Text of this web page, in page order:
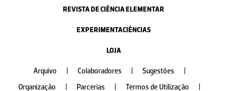
REVISTA DE CIÊNCIA ELEMENTAR
EXPERIMENTACIÊNCIAS
LOJA
Arquivo Colaboradores Sugestões
Organização
Parcerias Termos de Utilização